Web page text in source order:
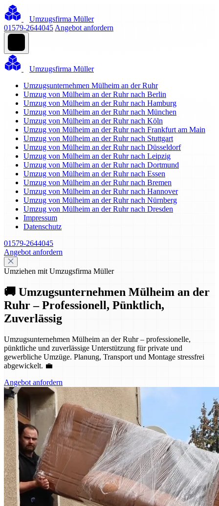
Umzugsfirma Müller
01579-2644045 Angebot anfordern
Umzugsfirma Müller
Umzugsunternehmen Mülheim an der Ruhr
Umzug von Mülheim an der Ruhr nach Berlin
Umzug von Mülheim an der Ruhr nach Hamburg
Umzug von Mülheim an der Ruhr nach München
Umzug von Mülheim an der Ruhr nach Köln
Umzug von Mülheim an der Ruhr nach Frankfurt am Main
Umzug von Mülheim an der Ruhr nach Stuttgart
Umzug von Mülheim an der Ruhr nach Düsseldorf
Umzug von Mülheim an der Ruhr nach Leipzig
Umzug von Mülheim an der Ruhr nach Dortmund
Umzug von Mülheim an der Ruhr nach Essen
Umzug von Mülheim an der Ruhr nach Bremen
Umzug von Mülheim an der Ruhr nach Hannover
Umzug von Mülheim an der Ruhr nach Nürnberg
Umzug von Mülheim an der Ruhr nach Dresden
Impressum
Datenschutz
01579-2644045
Angebot anfordern
Umziehen mit Umzugsfirma Müller
🚚 Umzugsunternehmen Mülheim an der
Ruhr – Professionell, Pünktlich,
Zuverlässig
Umzugsunternehmen Mülheim an der Ruhr – professionelle,
pünktliche und zuverlässige Unterstützung für private und
gewerbliche Umzüge. Planung, Transport und Montage stressfrei
abgewickelt. 💼
Angebot anfordern